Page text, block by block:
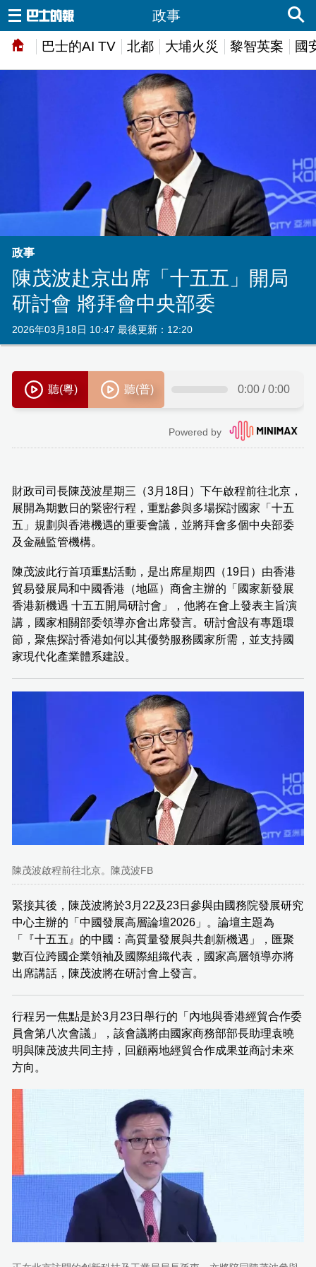
巴士的AI TV 北都 大埔火災 黎智英案 國
政事
政事
陳茂波赴京出席「十五五」開局
研討會 將拜會中央部委
2026年03月18日 10:47 最後更新：12:20
財政司司長陳茂波星期三（3月18日）下午啟程前往北京，
展開為期數日的緊密行程，重點參與多場探討國家「十五
五」規劃與香港機遇的重要會議，並將拜會多個中央部委
及金融監管機構。
陳茂波此行首項重點活動，是出席星期四（19日）由香港
貿易發展局和中國香港（地區）商會主辦的「國家新發展
香港新機遇 十五五開局研討會」，他將在會上發表主旨演
講，國家相關部委領導亦會出席發言。研討會設有專題環
節，聚焦探討香港如何以其優勢服務國家所需，並支持國
家現代化產業體系建設。
陳茂波啟程前往北京。陳茂波FB
緊接其後，陳茂波將於3月22及23日參與由國務院發展研究
中心主辦的「中國發展高層論壇2026」。論壇主題為
「『十五五』的中國：高質量發展與共創新機遇」，匯聚
數百位跨國企業領袖及國際組織代表，國家高層領導亦將
出席講話，陳茂波將在研討會上發言。
行程另一焦點是於3月23日舉行的「內地與香港經貿合作委
員會第八次會議」，該會議將由國家商務部部長助理袁曉
明與陳茂波共同主持，回顧兩地經貿合作成果並商討未來
方向。